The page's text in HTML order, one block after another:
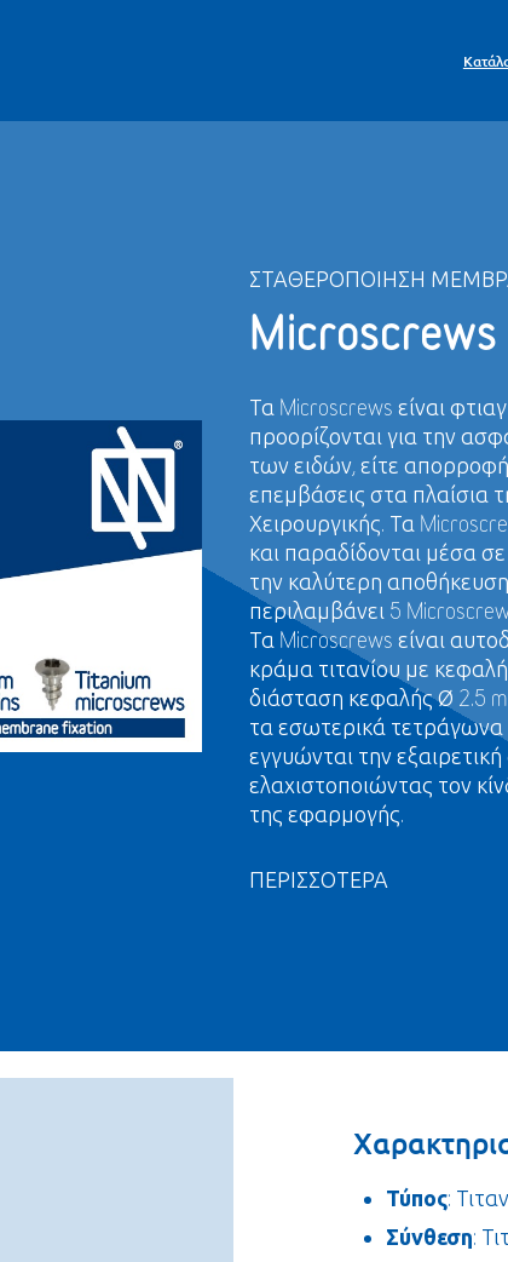
ΣΤΑΘΕΡΟΠΟΊΗΣΗ
Microscrews
Τα Microscrews είναι
προορίζονται για την
των ειδών, είτε
επεμβάσεις στα πλαίσια
Χειρουργικής. Τα
και παραδίδονται μέσα
την καλύτερη
περιλαμβάνει 5
Τα Microscrews είναι
κράμα τιτανίου με
διάσταση κεφαλής Ø 2.5
τα εσωτερικά
εγγυώνται την
ελαχιστοποιώντας τον
της εφαρμογής.
ΠΕΡΙΣΣΟΤΕΡΑ
Τύπος:
Σύνθεση: